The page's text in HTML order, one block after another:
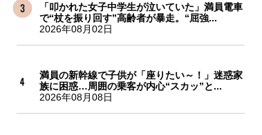
「叩かれた女子中学生が泣いていた」満員電車
で“杖を振り回す”高齢者が暴走。“屈強...
2026年08月02日
満員の新幹線で子供が「座りたい～！」迷惑家
族に困惑…周囲の乗客が内心“スカッ”と...
2026年08月08日